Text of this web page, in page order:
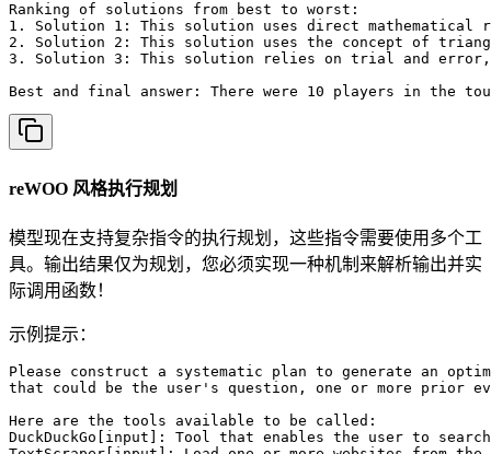
Ranking of solutions from best to worst:
1. Solution 1: This solution uses direct mathematical
2. Solution 2: This solution uses the concept of
3. Solution 3: This solution relies on trial and
Best and final answer: There were 10 players in the
reWOO 风格执行规划
模型现在支持复杂指令的执行规划，这些指令需要使用多个工
具。输出结果仅为规划，您必须实现一种机制来解析输出并实
际调用函数！
示例提示：
Please construct a systematic plan to generate an
that could be the user's question, one or more prior
Here are the tools available to be called:
DuckDuckGo[input]: Tool that enables the user to